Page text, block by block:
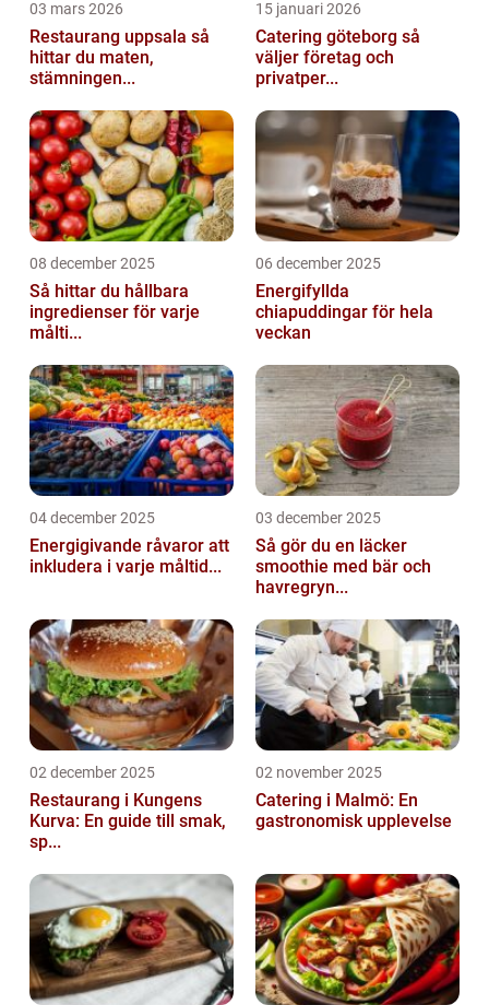
03 mars 2026
Restaurang uppsala så
hittar du maten,
stämningen...
15 januari 2026
Catering göteborg så
väljer företag och
privatper...
08 december 2025
Så hittar du hållbara
ingredienser för varje
målti...
06 december 2025
Energifyllda
chiapuddingar för hela
veckan
04 december 2025
Energigivande råvaror att
inkludera i varje måltid...
03 december 2025
Så gör du en läcker
smoothie med bär och
havregryn...
02 december 2025
Restaurang i Kungens
Kurva: En guide till smak,
sp...
02 november 2025
Catering i Malmö: En
gastronomisk upplevelse